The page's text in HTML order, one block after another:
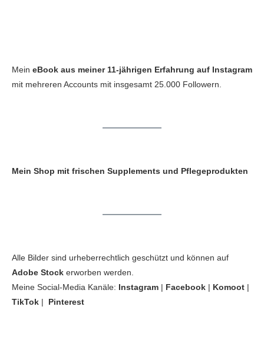
Mein eBook aus meiner 11-jährigen Erfahrung auf Instagram
mit mehreren Accounts mit insgesamt 25.000 Followern.
Mein Shop mit frischen Supplements und Pflegeprodukten
Alle Bilder sind urheberrechtlich geschützt und können auf
Adobe Stock erworben werden.
Meine Social-Media Kanäle: Instagram | Facebook | Komoot |
TikTok | Pinterest